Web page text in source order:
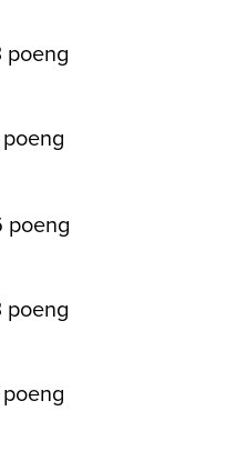
poeng
poeng
poeng
poeng
poeng